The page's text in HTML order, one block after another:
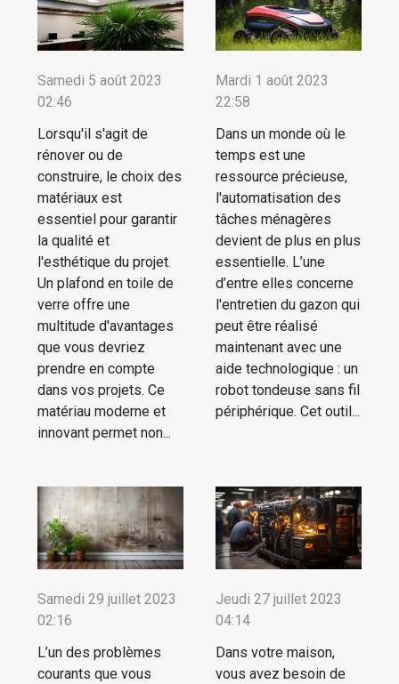
Samedi 5 août 2023
02:46
Lorsqu'il s'agit de
rénover ou de
construire, le choix des
matériaux est
essentiel pour garantir
la qualité et
l'esthétique du projet.
Un plafond en toile de
verre offre une
multitude d'avantages
que vous devriez
prendre en compte
dans vos projets. Ce
matériau moderne et
innovant permet non...
Mardi 1 août 2023
22:58
Dans un monde où le
temps est une
ressource précieuse,
l'automatisation des
tâches ménagères
devient de plus en plus
essentielle. L’une
d’entre elles concerne
l'entretien du gazon qui
peut être réalisé
maintenant avec une
aide technologique : un
robot tondeuse sans fil
périphérique. Cet outil...
Samedi 29 juillet 2023
02:16
L’un des problèmes
courants que vous
Jeudi 27 juillet 2023
04:14
Dans votre maison,
vous avez besoin de